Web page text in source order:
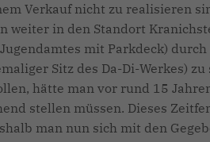
Verkauf nicht zu realisieren
weiter in den Standort
mit Parkdeck)
Sitz des Da-Di-Werkes)
hätte man vor rund 15
stellen müssen. Dieses
man nun sich mit den